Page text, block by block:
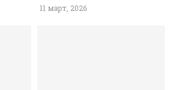
11 март, 2026